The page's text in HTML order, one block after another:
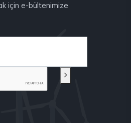
için e-bültenimize